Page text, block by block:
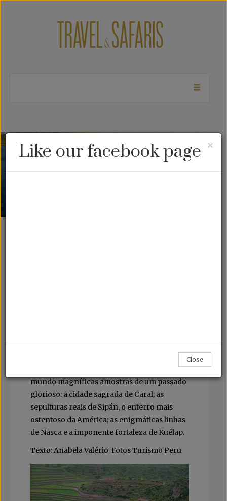
tendo sido a sede do fabuloso Império Inca.
mundo magníficas amostras de um passado
glorioso: a cidade sagrada de Caral; as
sepulturas reais de Sipán, o enterro mais
ostentoso da América; as enigmáticas linhas
de Nasca e a imponente fortaleza de Kuélap.
Texto: Anabela Valério Fotos Turismo Peru
×
Like our facebook page
Close